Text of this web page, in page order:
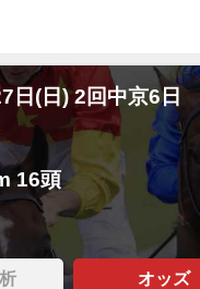
日(日) 2回中京6日
16頭
オッズ